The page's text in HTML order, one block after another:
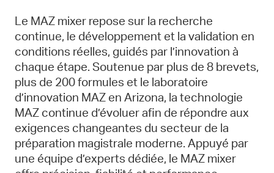
Le MAZ mixer repose sur la recherche
continue, le développement et la validation en
conditions réelles, guidés par l’innovation à
chaque étape. Soutenue par plus de 8 brevets,
plus de 200 formules et le laboratoire
d’innovation MAZ en Arizona, la technologie
MAZ continue d’évoluer afin de répondre aux
exigences changeantes du secteur de la
préparation magistrale moderne. Appuyé par
une équipe d’experts dédiée, le MAZ mixer